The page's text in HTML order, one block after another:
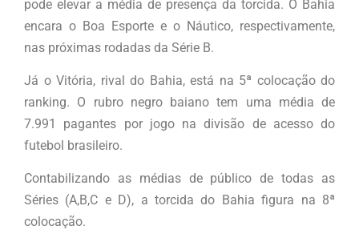
pode elevar a média de presença da torcida. O Bahia
encara o Boa Esporte e o Náutico, respectivamente,
nas próximas rodadas da Série B.
Já o Vitória, rival do Bahia, está na 5ª colocação do
ranking. O rubro negro baiano tem uma média de
7.991 pagantes por jogo na divisão de acesso do
futebol brasileiro.
Contabilizando as médias de público de todas as
Séries (A,B,C e D), a torcida do Bahia figura na 8ª
colocação.